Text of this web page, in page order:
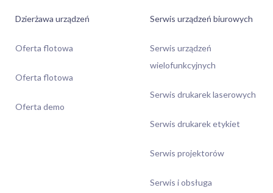
Dzierżawa urządzeń
Oferta flotowa
Oferta flotowa
Oferta demo
Serwis urządzeń biurowych
Serwis urządzeń
wielofunkcyjnych
Serwis drukarek laserowych
Serwis drukarek etykiet
Serwis projektorów
Serwis i obsługa